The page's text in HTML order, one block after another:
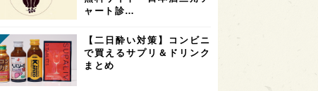
ャート診…
【二日酔い対策】コンビニ
で買えるサプリ＆ドリンク
まとめ